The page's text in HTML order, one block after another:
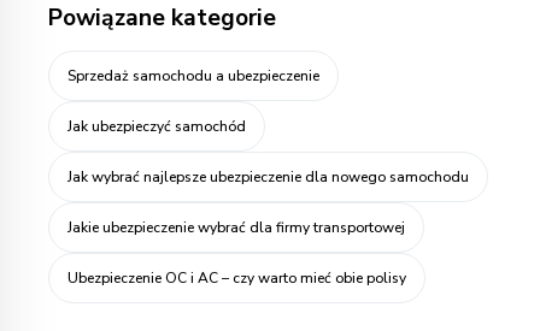
Powiązane kategorie
Sprzedaż samochodu a ubezpieczenie
Jak ubezpieczyć samochód
Jak wybrać najlepsze ubezpieczenie dla nowego samochodu
Jakie ubezpieczenie wybrać dla firmy transportowej
Ubezpieczenie OC i AC – czy warto mieć obie polisy